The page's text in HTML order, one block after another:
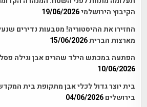
הקיבוץ הירושלמי19/06/2026
החזירו את ההיסטוריה! מטבעות נדירים
מארצות הברית15/06/2026
הפתעה במכתש הילד שהרים אבן וגילה פסלון קדום
10/06/2026
בית יוצר גדול לכלי אבן מתקופת בית
בירושלים 04/06/2026